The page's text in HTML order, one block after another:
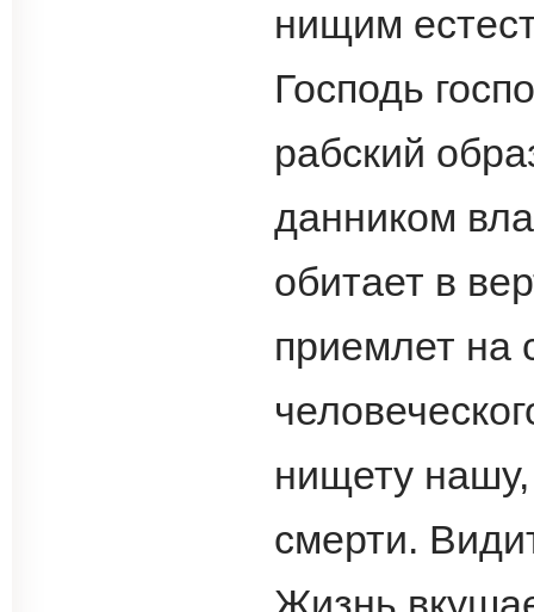
нищим
Господь
рабский
данником
обитает в
приемлет на
нищету
смерти.